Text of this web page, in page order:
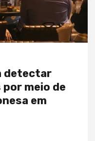
detectar
meio de
em